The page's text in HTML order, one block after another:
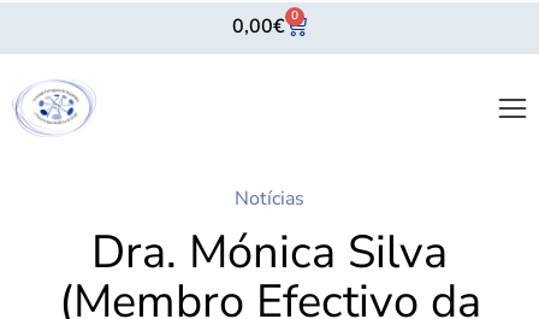
0,00€ 0
Notícias
Dra. Mónica Silva
(Membro Efectivo da